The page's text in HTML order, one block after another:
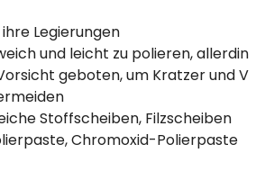
Legierungen
und leicht zu polieren, allerdin
geboten, um Kratzer und V
Stoffscheiben, Filzscheiben
Chromoxid-Polierpaste